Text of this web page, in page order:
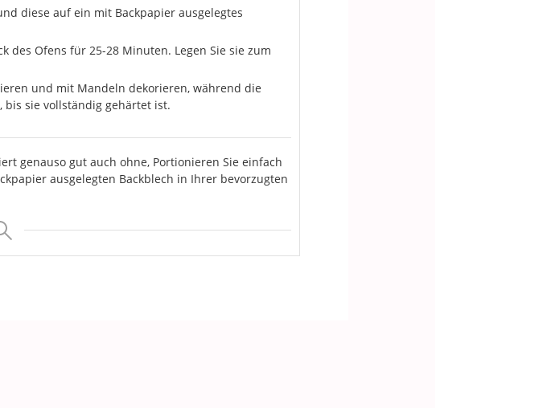
diese auf ein mit Backpapier ausgelegtes
des Ofens für 25-28 Minuten. Legen Sie sie zum
und mit Mandeln dekorieren, während die
bis sie vollständig gehärtet ist.
genauso gut auch ohne, Portionieren Sie einfach
ausgelegten Backblech in Ihrer bevorzugten